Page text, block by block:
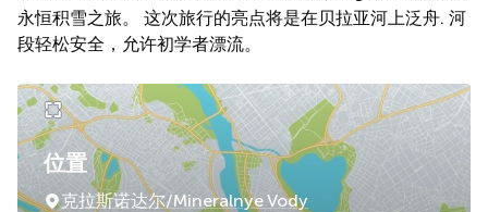
永恒积雪之旅。 这次旅行的亮点将是在贝拉亚河上泛舟. 河
段轻松安全，允许初学者漂流。
位置
克拉斯诺达尔/Mineralnye Vody